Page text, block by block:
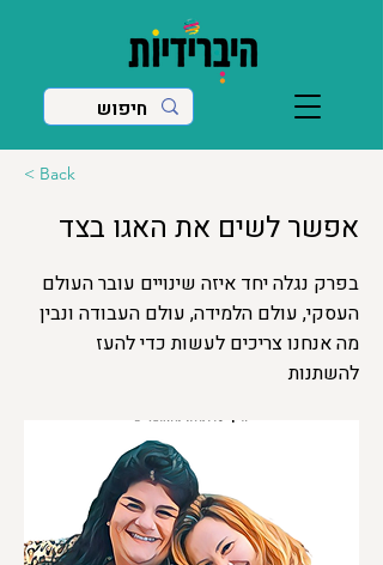
< Back
אפשר לשים את האגו בצד
בפרק נגלה יחד איזה שינויים עובר העולם
העסקי, עולם הלמידה, עולם העבודה ונבין
מה אנחנו צריכים לעשות כדי להעז
להשתנות